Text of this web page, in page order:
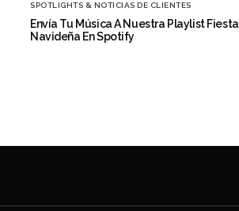
SPOTLIGHTS & NOTICIAS DE CLIENTES
Envía Tu Música A Nuestra Playlist Fiesta
Navideña En Spotify